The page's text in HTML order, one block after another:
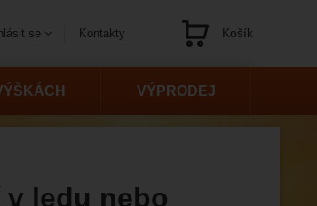
ledu nebo
VÝPRODEJ
Kontakty
se Košík